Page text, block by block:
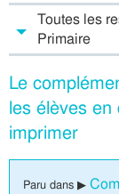
Toutes les
Primaire
Le
les élèves en
imprimer
Paru dans ▶